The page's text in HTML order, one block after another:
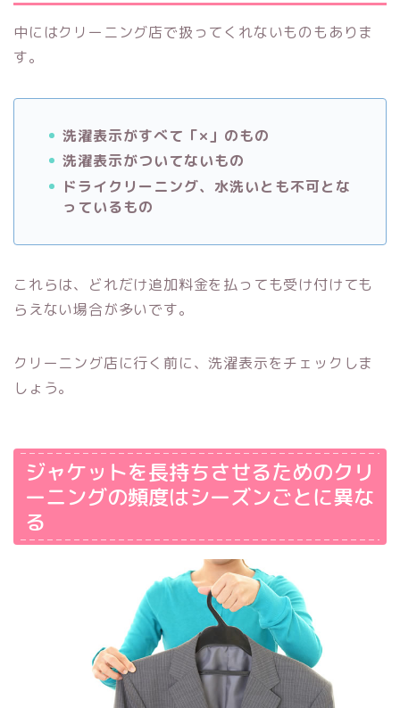
中にはクリーニング店で扱ってくれないものもありま
す。
洗濯表示がすべて「×」のもの
洗濯表示がついてないもの
ドライクリーニング、水洗いとも不可とな
っているもの
これらは、どれだけ追加料金を払っても受け付けても
らえない場合が多いです。
クリーニング店に行く前に、洗濯表示をチェックしま
しょう。
ジャケットを長持ちさせるためのクリ
ーニングの頻度はシーズンごとに異な
る